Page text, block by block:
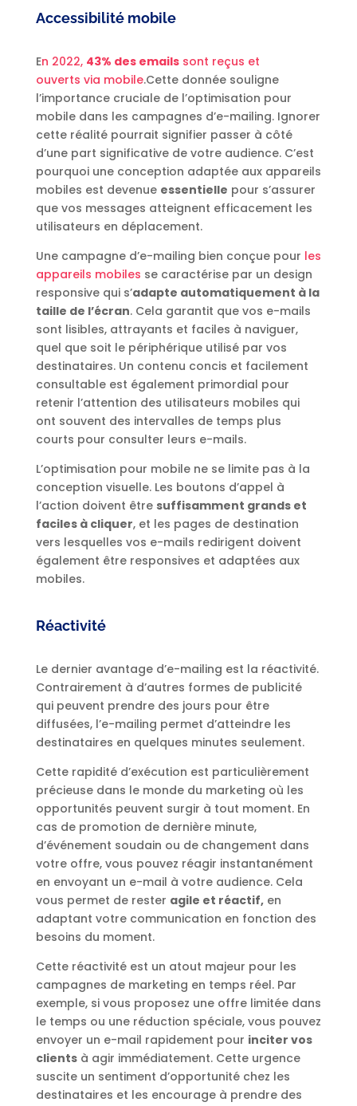
Accessibilité mobile
En 2022, 43% des emailssont reçus et
ouverts via mobile.Cette donnée souligne
l’importance cruciale de l’optimisation pour
mobile dans les campagnes d’e-mailing. Ignorer
cette réalité pourrait signifier passer à côté
d’une part significative de votre audience. C’est
pourquoi une conception adaptée aux appareils
mobiles est devenue essentielle pour s’assurer
que vos messages atteignent efficacement les
utilisateurs en déplacement.
Une campagne d’e-mailing bien conçue pour les
appareils mobiles se caractérise par un design
responsive qui s’adapte automatiquement à la
taille de l’écran. Cela garantit que vos e-mails
sont lisibles, attrayants et faciles à naviguer,
quel que soit le périphérique utilisé par vos
destinataires. Un contenu concis et facilement
consultable est également primordial pour
retenir l’attention des utilisateurs mobiles qui
ont souvent des intervalles de temps plus
courts pour consulter leurs e-mails.
L’optimisation pour mobile ne se limite pas à la
conception visuelle. Les boutons d’appel à
l’action doivent être suffisamment grands et
faciles à cliquer, et les pages de destination
vers lesquelles vos e-mails redirigent doivent
également être responsives et adaptées aux
mobiles.
Réactivité
Le dernier avantage d’e-mailing est la réactivité.
Contrairement à d’autres formes de publicité
qui peuvent prendre des jours pour être
diffusées, l’e-mailing permet d’atteindre les
destinataires en quelques minutes seulement.
Cette rapidité d’exécution est particulièrement
précieuse dans le monde du marketing où les
opportunités peuvent surgir à tout moment. En
cas de promotion de dernière minute,
d’événement soudain ou de changement dans
votre offre, vous pouvez réagir instantanément
en envoyant un e-mail à votre audience. Cela
vous permet de rester agile et réactif,en
adaptant votre communication en fonction des
besoins du moment.
Cette réactivité est un atout majeur pour les
campagnes de marketing en temps réel. Par
exemple, si vous proposez une offre limitée dans
le temps ou une réduction spéciale, vous pouvez
envoyer un e-mail rapidement pour inciter vos
clientsà agir immédiatement. Cette urgence
suscite un sentiment d’opportunité chez les
destinataires et les encourage à prendre des